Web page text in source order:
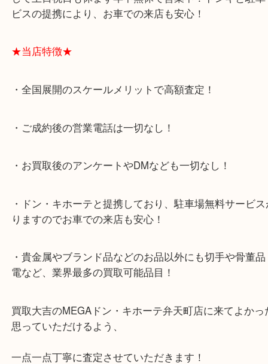
吉にご相談ください！
大阪市港区弁天町を中心に、西区や此花区、住之江
キホーテ弁天町店」は、大阪市の買取価格満足度1
して土日祝日も休まず年中無休で営業中！ドンキ
★当店特徴★
・全国展開のスケールメリットで高額査定！
・お買取後のアンケートやDMなども一切なし！
・ドン・キホーテと提携しており、駐車場無料サー